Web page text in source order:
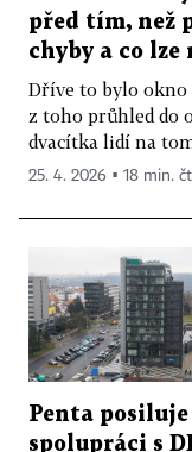
před tím, než
chyby a co lze
Dříve to bylo
z toho průhled do
dvacítka lidí na
25. 4. 2026 ▪ 18 min.
Penta posiluje
spolupráci s